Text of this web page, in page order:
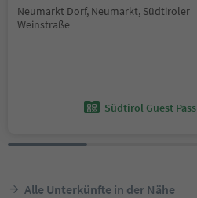
Neumarkt Dorf, Neumarkt, Südtiroler
Weinstraße
Südtirol Guest Pass
Alle Unterkünfte in der Nähe